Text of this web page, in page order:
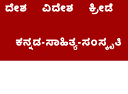
ದೇಶ ವಿದೇಶ ಕ್ರೀಡೆ
ಕನ್ನಡ-ಸಾಹಿತ್ಯ-ಸಂಸ್ಕೃತಿ